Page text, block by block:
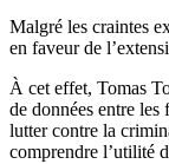
Malgré les craintes
en faveur de
À cet effet, Tomas
de données entre les
lutter contre la
comprendre l’utilité